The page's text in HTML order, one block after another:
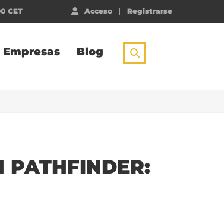
Acceso Registrarse
CET
Empresas Blog
PATHFINDER: